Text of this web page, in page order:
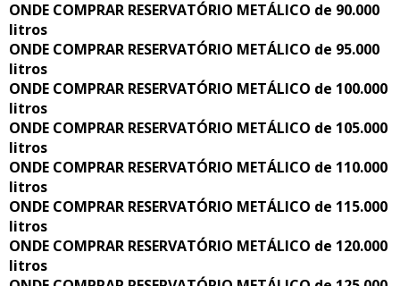
ONDE COMPRAR RESERVATÓRIO METÁLICO de 90.000
litros
ONDE COMPRAR RESERVATÓRIO METÁLICO de 95.000
litros
ONDE COMPRAR RESERVATÓRIO METÁLICO de 100.000
litros
ONDE COMPRAR RESERVATÓRIO METÁLICO de 105.000
litros
ONDE COMPRAR RESERVATÓRIO METÁLICO de 110.000
litros
ONDE COMPRAR RESERVATÓRIO METÁLICO de 115.000
litros
ONDE COMPRAR RESERVATÓRIO METÁLICO de 120.000
litros